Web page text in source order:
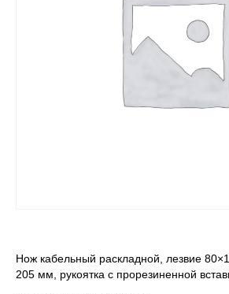
Нож кабельный раскладной, лезвие
205 мм, рукоятка с прорезиненной